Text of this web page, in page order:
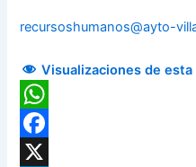
recursoshumanos@ayto-
Visualizaciones de esta
WhatsApp
Facebook